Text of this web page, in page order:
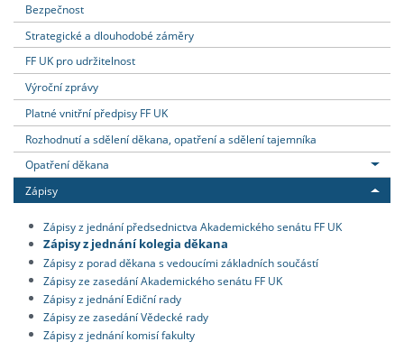
Bezpečnost
Strategické a dlouhodobé záměry
FF UK pro udržitelnost
Výroční zprávy
Platné vnitřní předpisy FF UK
Rozhodnutí a sdělení děkana, opatření a sdělení tajemníka
Opatření děkana
Zápisy
Zápisy z jednání předsednictva Akademického senátu FF UK
Zápisy z jednání kolegia děkana
Zápisy z porad děkana s vedoucími základních součástí
Zápisy ze zasedání Akademického senátu FF UK
Zápisy z jednání Ediční rady
Zápisy ze zasedání Vědecké rady
Zápisy z jednání komisí fakulty